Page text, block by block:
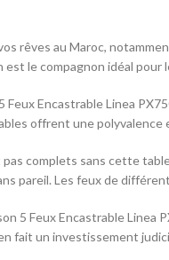
rêves au Maroc,
le compagnon idéal
Feux Encastrable Linea
offrent une
complets sans cette
pareil. Les feux de
5 Feux Encastrable
fait un investissement